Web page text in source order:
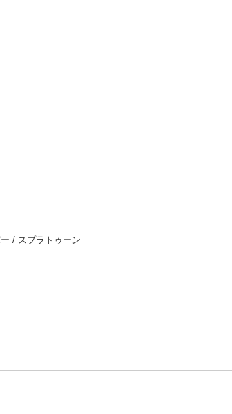
/ スプラトゥーン